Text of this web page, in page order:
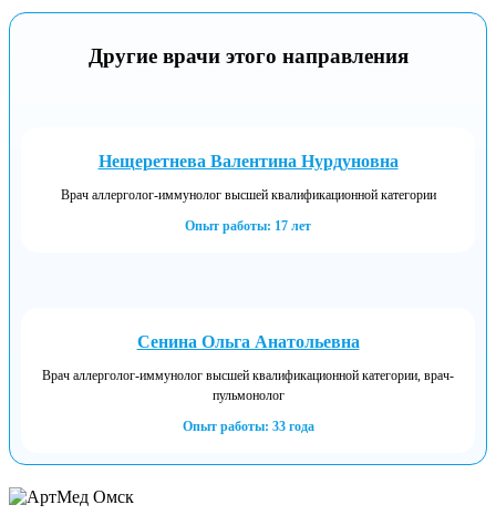
Другие врачи этого направления
Нещеретнева Валентина Нурдуновна
Врач аллерголог-иммунолог высшей квалификационной категории
Опыт работы: 17 лет
Сенина Ольга Анатольевна
Врач аллерголог-иммунолог высшей квалификационной категории, врач-
пульмонолог
Опыт работы: 33 года